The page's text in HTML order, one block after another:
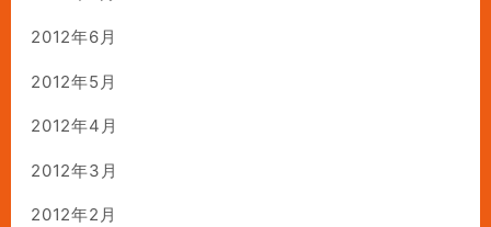
2012年6月
2012年5月
2012年4月
2012年3月
2012年2月